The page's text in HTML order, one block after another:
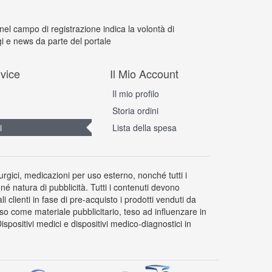
campo di registrazione indica la volontà di
e news da parte del portale
Il Mio Account
Il mio profilo
Storia ordini
Lista della spesa
medicazioni per uso esterno, nonché tutti i
natura di pubblicità. Tutti i contenuti devono
clienti in fase di pre-acquisto i prodotti venduti da
come materiale pubblicitario, teso ad influenzare in
medici e dispositivi medico-diagnostici in